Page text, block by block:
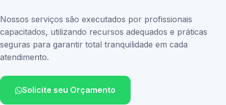
Nossos serviços são executados por profissionais
capacitados, utilizando recursos adequados e práticas
seguras para garantir total tranquilidade em cada
atendimento.
Solicite seu Orçamento